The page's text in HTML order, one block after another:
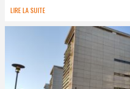
LIRE LA SUITE